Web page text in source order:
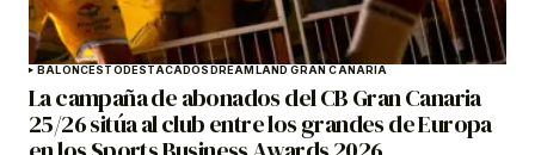
BALONCESTODESTACADOSDREAMLAND GRAN CANARIA
La campaña de abonados del CB Gran Canaria
25/26 sitúa al club entre los grandes de Europa